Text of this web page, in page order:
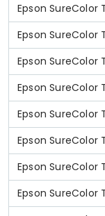
Epson SureColor
Epson SureColor
Epson SureColor
Epson SureColor
Epson SureColor
Epson SureColor
Epson SureColor
Epson SureColor